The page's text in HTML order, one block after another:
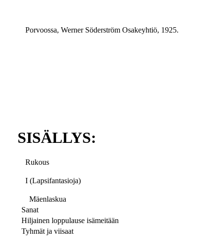
Porvoossa, Werner Söderström Osakeyhtiö, 1925.
SISÄLLYS:
Rukous
I (Lapsifantasioja)
Mäenlaskua
Sanat
Hiljainen loppulause isämeitään
Tyhmät ja viisaat